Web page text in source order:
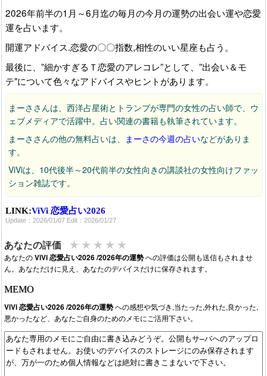
2026年前半の1月～6月迄の毎月の今月の運勢の出会い運や恋愛
運を占います。
開運アドバイス.恋愛の〇〇指数,相性のいい星座も占う。
最後に、”細かすぎるＴ恋愛のアレコレ”として、”出会い＆モ
テ"について色々なアドバイスやヒントがあります。
まーささんは、西洋占星術とトランプが専門の女性の占い師で、ウ
ェブメディアで活躍中。占い関連の書籍も執筆されています。
まーささんの他の無料占いは、
まーさの今週の占いなどがありま
す。
ViViは、10代後半～20代前半の女性向きの講談社の女性向けファッ
ション雑誌です。
LINK:ViVi 恋愛占い2026
Update：2026/01/07 Edit：2026/01/27
あなたの評価 ★ ★ ★ ★ ★
あなたのViVi 恋愛占い2026 /2026年の運勢への評価は公開も送信もされませ
ん。あなただけに見え、あなたのデバイスだけに保存されます。
MEMO
ViVi 恋愛占い2026 /2026年の運勢への感想や気づき,当たった,外れた,良かった,
悪かったなど、あなたご自身のためのメモにご活用下さい。